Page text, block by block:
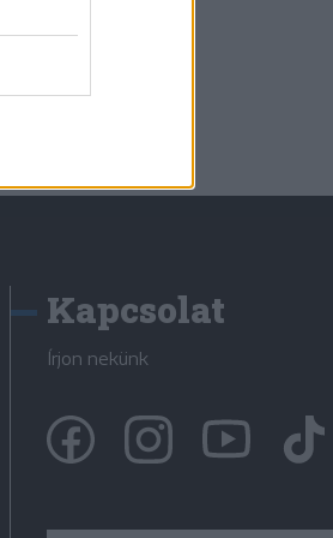
Kapcsolat
Írjon nekünk